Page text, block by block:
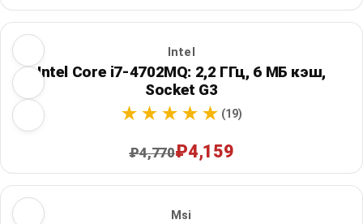
Intel
Intel Core i7-4702MQ: 2,2 ГГц, 6 МБ кэш,
Socket G3
(19)
₽4,770₽4,159
Msi